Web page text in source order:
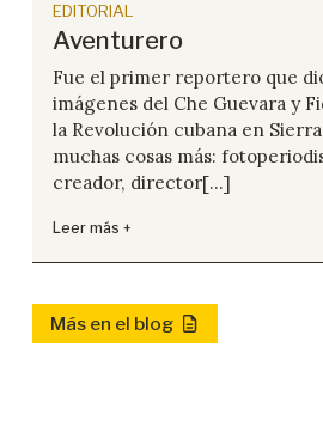
EDITORIAL
Aventurero
Fue el primer reportero que
imágenes del Che Guevara y
la Revolución cubana en
muchas cosas más:
creador, director[...]
Leer más +
Más en el blog